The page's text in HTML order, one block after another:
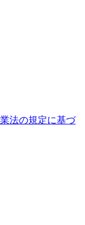
法の規定に基づ